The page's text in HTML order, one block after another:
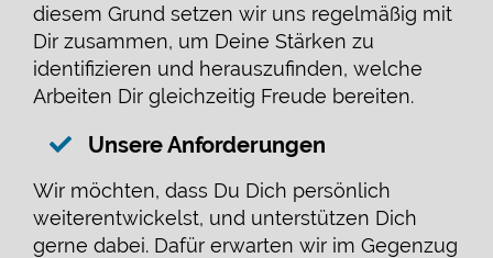
diesem Grund setzen wir uns regelmäßig mit
Dir zusammen, um Deine Stärken zu
identifizieren und herauszufinden, welche
Arbeiten Dir gleichzeitig Freude bereiten.
Unsere Anforderungen
Wir möchten, dass Du Dich persönlich
weiterentwickelst, und unterstützen Dich
gerne dabei. Dafür erwarten wir im Gegenzug